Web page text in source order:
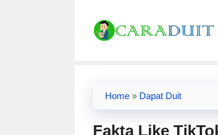
Home » Dapat Duit
Fakta Like